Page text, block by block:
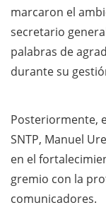
marcaron el
secretario
palabras de
durante su
Posteriormente,
SNTP, Manuel
en el
gremio con la
comunicadores.